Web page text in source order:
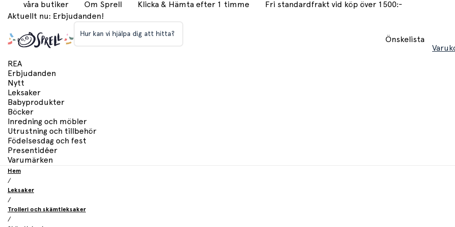
våra butiker Om Sprell Klicka & Hämta efter 1 timme
Fri standardfrakt vid köp över 1500:-
Aktuellt nu: Erbjudanden!
Hur kan vi hjälpa dig att hitta?
Önskelista
REA
Erbjudanden
Nytt
Leksaker
Babyprodukter
Böcker
Inredning och möbler
Utrustning och tillbehör
Födelsesdag och fest
Presentidéer
Varumärken
Hem
/
Leksaker
/
Trolleri och skämtleksaker
/